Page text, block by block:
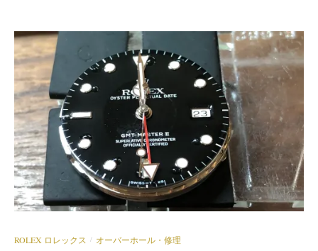
ROLEX ロレックス / オーバーホール・修理